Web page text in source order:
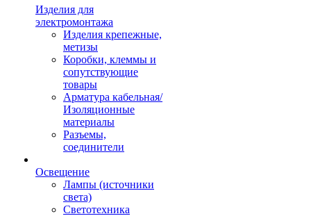
Изделия для
электромонтажа
Изделия крепежные,
метизы
Коробки, клеммы и
сопутствующие
товары
Арматура кабельная/
Изоляционные
материалы
Разъемы,
соединители
Освещение
Лампы (источники
света)
Светотехника